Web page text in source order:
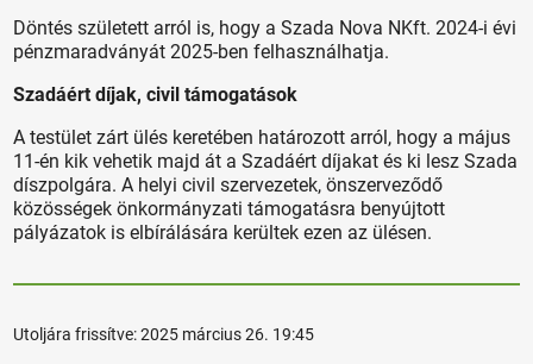
Döntés született arról is, hogy a Szada Nova NKft. 2024-i évi
pénzmaradványát 2025-ben felhasználhatja.
Szadáért díjak, civil támogatások
A testület zárt ülés keretében határozott arról, hogy a május
11-én kik vehetik majd át a Szadáért díjakat és ki lesz Szada
díszpolgára. A helyi civil szervezetek, önszerveződő
közösségek önkormányzati támogatásra benyújtott
pályázatok is elbírálására kerültek ezen az ülésen.
Utoljára frissítve:2025 március 26. 19:45